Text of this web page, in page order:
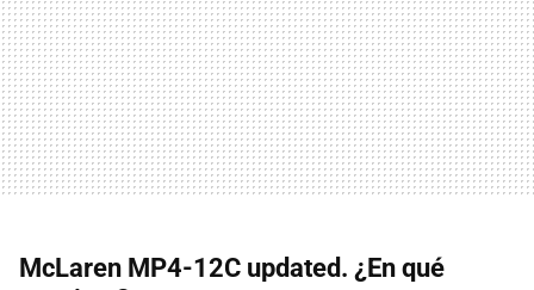
McLaren MP4-12C updated. ¿En qué